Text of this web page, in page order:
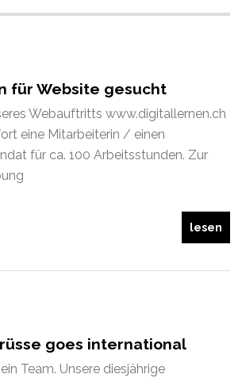
für Website gesucht
Webauftritts www.digitallernen.ch
eine Mitarbeiterin / einen
für ca. 100 Arbeitsstunden. Zur
lesen
goes international
Team. Unsere diesjährige